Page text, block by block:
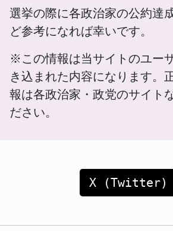
選挙の際に各政治家の公約達
ど参考になれば幸いです。
※この情報は当サイトのユー
き込まれた内容になります。
報は各政治家・政党のサイト
ださい。
X (Twitter)